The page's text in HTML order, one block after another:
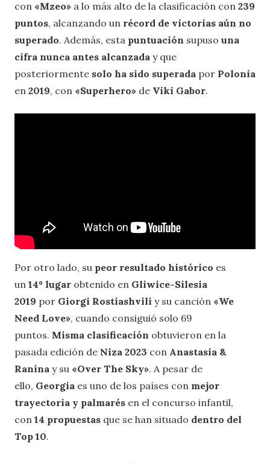
con «Mzeo» a lo más alto de la clasificación con 239
puntos, alcanzando un récord de victorias aún no
superado. Además, esta puntuación supuso una
cifra nunca antes alcanzada y que
posteriormente solo ha sido superada por Polonia
en 2019, con «Superhero» de Viki Gabor.
Por otro lado, su peor resultado histórico es
un 14º lugar obtenido en Gliwice-Silesia
2019 por Giorgi Rostiashvili y su canción «We
Need Love», cuando consiguió solo 69
puntos. Misma clasificación obtuvieron en la
pasada edición de Niza 2023 con Anastasia &
Ranina y su «Over The Sky». A pesar de
ello, Georgia es uno de los países con mejor
trayectoria y palmarés en el concurso infantil,
con 14 propuestas que se han situado dentro del
Top 10.